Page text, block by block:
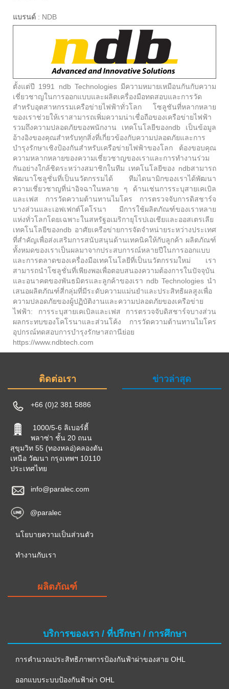
แบรนด์ : NDB
ตั้งแต่ปี 1991 ndb Technologies มีความหมายเหมือนกันกับความ
เชี่ยวชาญในการออกแบบและผลิตเครื่องมือทดสอบและการวัด
สำหรับอุตสาหกรรมเครือข่ายไฟฟ้าทั่วโลก โซลูชันที่หลากหลาย
ของเราช่วยให้เราสามารถเพิ่มความน่าเชื่อถือของเครือข่ายไฟฟ้า
รวมถึงความปลอดภัยของพนักงาน เทคโนโลยีของndb เป็นข้อมูล
อ้างอิงของคุณสำหรับทุกสิ่งที่เกี่ยวข้องกับความปลอดภัยและการ
บำรุงรักษาเชิงป้องกันสำหรับเครือข่ายไฟฟ้าของโลก ต้องขอบคุณ
ความหลากหลายของความเชี่ยวชาญของเราและการทำงานร่วม
กันอย่างใกล้ชิดระหว่างสมาชิกในทีม เทคโนโลยีของ ndbสามารถ
พัฒนาโซลูชั่นที่เป็นนวัตกรรมได้ ทีมไดนามิกของเราได้พัฒนา
ความเชี่ยวชาญที่น่าอิจฉาในหลาย ๆ ด้านเช่นการระบุสายเคเบิล
และเฟส การวัดความต้านทานไมโคร การตรวจจับการดิสชาร์จ
บางส่วนและเอฟเฟกต์โคโรนา มีการใช้ผลิตภัณฑ์ของเราหลาย
แห่งทั่วโลกโดยเฉพาะในสหรัฐอเมริกายุโรปเอเชียและออสเตรเลีย
เทคโนโลยีของndb อาศัยเครือข่ายการจัดจำหน่ายระหว่างประเทศ
ที่สำคัญเพื่อส่งเสริมการสนับสนุนด้านเทคนิคให้กับลูกค้า ผลิตภัณฑ์
ทั้งหมดของเราเป็นผลมาจากประสบการณ์หลายปีในการออกแบบ
และการตลาดของเครื่องมือเทคโนโลยีที่เป็นนวัตกรรมใหม่ เรา
สามารถนำโซลูชั่นที่เพียงพอเพื่อตอบสนองความต้องการในปัจจุบัน
และอนาคตของพันธมิตรและลูกค้าของเรา ndb Technologies นำ
เสนอผลิตภัณฑ์สี่กลุ่มที่มีระดับความแม่นยำและประสิทธิผลสูงเพื่อ
ความปลอดภัยของผู้ปฏิบัติงานและความปลอดภัยของเครือข่าย
ไฟฟ้า: การระบุสายเคเบิลและเฟส การตรวจจับดิสชาร์จบางส่วน
ผลกระทบของโคโรนาและส่วนโค้ง การวัดความต้านทานไมโคร
อุปกรณ์ทดสอบการบำรุงรักษาสถานีย่อย
https://www.ndbtech.com
ติดต่อเรา
+66 (0)2 381 5886
1000/5-6 ลิเบอร์ตี้
พลาซ่า ชั้น 20 ถนน
สุขุมวิท 55 (ทองหลอ่)คลองตัน
เหนือ วัฒนา กรุงเทพฯ 10110
ประเทศไทย
info@paralec.com
@paralec
นโยบายความเป็นส่วนตัว
ทำงานกับเรา
ข่าวล่าสุด
ผลิตภัณฑ์
บริการของเรา / ที่ปรึกษา / การศึกษา
การคำนวณประสิทธิภาพการป้องกันฟ้าผ่าของสาย OHL
ออกแบบระบบป้องกันฟ้าผ่า OHL